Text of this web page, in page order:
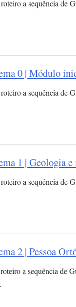
a sequência de
0 | Módulo
a sequência de
1 | Geologia e
a sequência de
2 | Pessoa
a sequência de